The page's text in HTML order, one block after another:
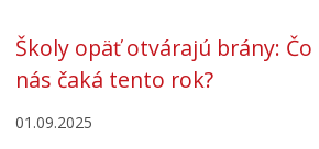
ŠKOLSTVO
Materské školy
Školy opäť otvárajú brány: Čo
nás čaká tento rok?
01.09.2025